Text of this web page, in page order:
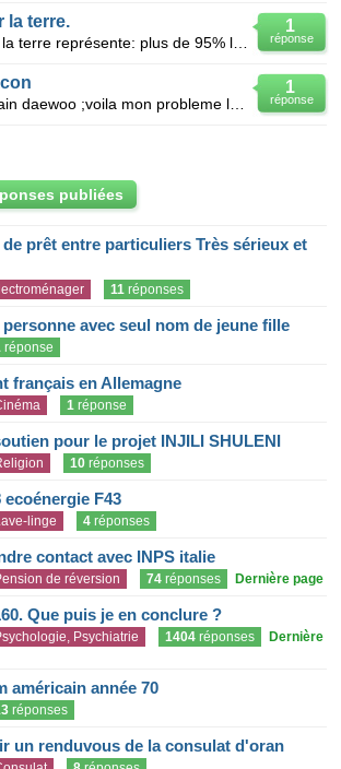
1
réponse
la terre.
1
réponse
publiées
prêt entre particuliers Très sérieux et
11 réponses
avec seul nom de jeune fille
réponse
français en Allemagne
1 réponse
pour le projet INJILI SHULENI
10 réponses
F43
linge 4 réponses
contact avec INPS italie
de réversion 74 réponses Dernière page
Que puis je en conclure ?
Psychiatrie 1404 réponses
Dernière
américain année 70
réponses
un renduvous de la consulat d'oran